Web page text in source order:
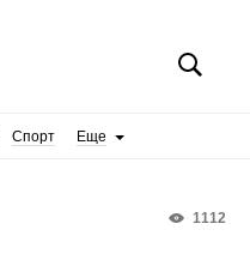
Спорт Еще
1112